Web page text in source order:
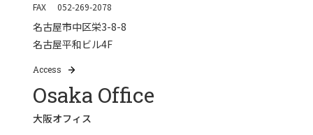
FAX 052-269-2078
名古屋市中区栄3-8-8
名古屋平和ビル4F
Access
Osaka Office
大阪オフィス